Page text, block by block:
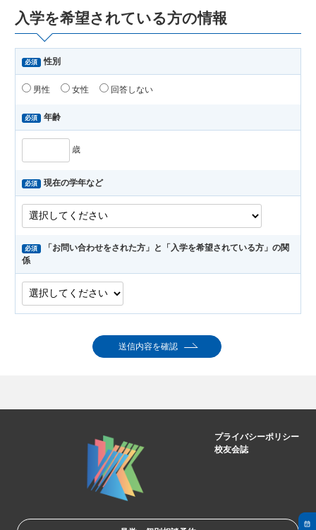
入学を希望されている方の情報
必須 性別
男性 女性 回答しない
必須 年齢
歳
必須 現在の学年など
必須
「お問い合わせをされた方」と「入学を希望されている方」の関
係
送信内容を確認
プライバシーポリシー
校友会誌